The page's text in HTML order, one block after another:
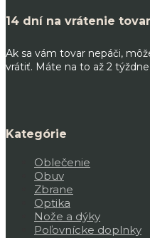
14 dní na vrátenie
Ak sa vám tovar nepáči,
vrátiť. Máte na to až 2 týždne.
Kategórie
Oblečenie
Obuv
Zbrane
Optika
Nože a dýky
Poľovnícke doplnky